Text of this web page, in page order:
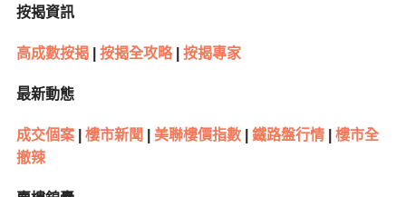
按揭資訊
高成數按揭| 按揭全攻略| 按揭專家
最新動態
成交個案| 樓市新聞 美聯樓價指數| 鐵路盤行情|
樓市全
撤辣